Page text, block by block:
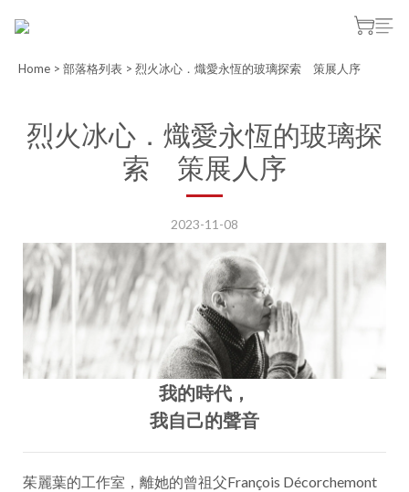
Home > 部落格列表 > 烈火冰心．熾愛永恆的玻璃探索 策展人序
烈火冰心．熾愛永恆的玻璃探
索 策展人序
2023-11-08
我的時代，
我自己的聲音
茱麗葉的工作室，離她的曾祖父François Décorchemont